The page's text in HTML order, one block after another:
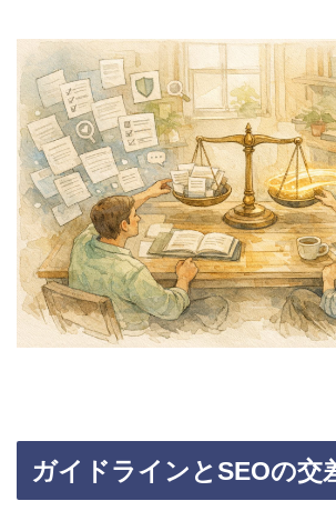
ガイドラインとSEOの交